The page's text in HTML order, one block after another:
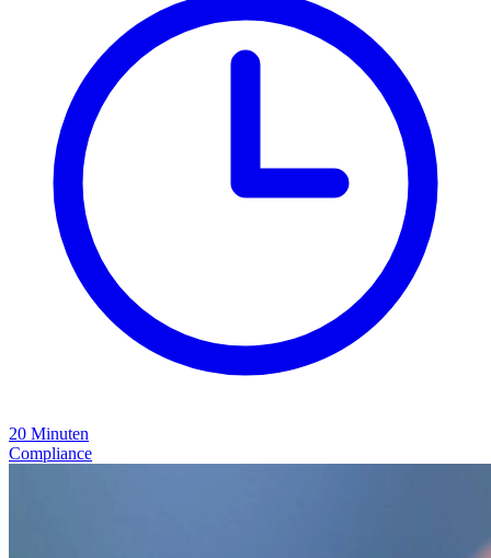
20 Minuten
Compliance